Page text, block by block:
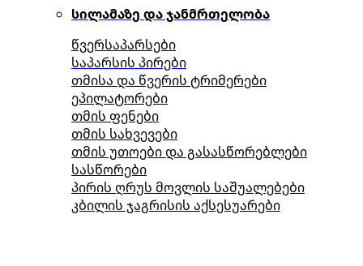
სილამაზე და ჯანმრთელობა
წვერსაპარსები
საპარსის პირები
თმისა და წვერის ტრიმერები
ეპილატორები
თმის ფენები
თმის სახვევები
თმის უთოები და გასასწორებლები
სასწორები
პირის ღრუს მოვლის საშუალებები
კბილის ჯაგრისის აქსესუარები